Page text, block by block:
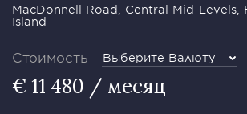
MacDonnell Road, Central Mid-Levels,
Island
Стоимость Выберите Валюту
€ 11 480 / месяц